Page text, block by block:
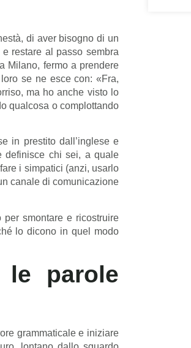
di aver bisogno di un
restare al passo sembra
Milano, fermo a prendere
se ne esce con: «Fra,
ma ho anche visto lo
qualcosa o complottando
in prestito dall’inglese e
definisce chi sei, a quale
i simpatici (anzi, usarlo
canale di comunicazione
smontare e ricostruire
lo dicono in quel modo
le parole
grammaticale e iniziare